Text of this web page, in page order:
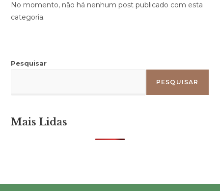
No momento, não há nenhum post publicado com esta
categoria.
Pesquisar
PESQUISAR
Mais Lidas